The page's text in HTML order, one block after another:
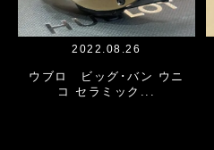
2022.08.26
ウブロ ビッグ･バン ウニ
コ セラミック...